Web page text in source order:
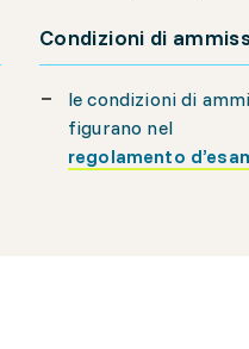
Condizioni di
le condizioni di
figurano nel
regolamento